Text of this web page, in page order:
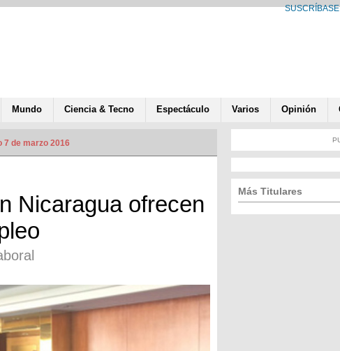
SUSCRÍBASE
Mundo Ciencia & Tecno Espectáculo Varios Opinión
7 de marzo 2016
Nicaragua ofrecen
Más Titulares